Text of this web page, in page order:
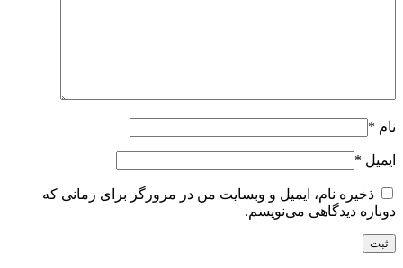
*
*
ذخیره نام، ایمیل و وبسایت من در مرورگر برای زمانی که
دیدگاهی می‌نویسم.